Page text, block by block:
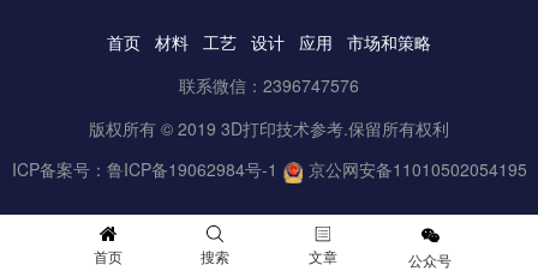
首页 材料 工艺 设计 应用
市场和策略
联系微信：2396747576
版权所有 © 2019 3D打印技术参考.保留所有权利
ICP备案号： 鲁ICP备19062984号-1 京公网安备11010502054195
首页 搜索 文章 公众号